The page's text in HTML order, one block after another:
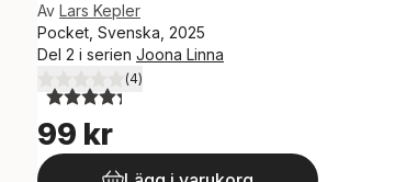
Av Lars Kepler
Pocket, Svenska, 2025
Del 2 i serien Joona Linna
4,3utav 5 stjärnor. Totalt antal röster:
(4)
99 kr